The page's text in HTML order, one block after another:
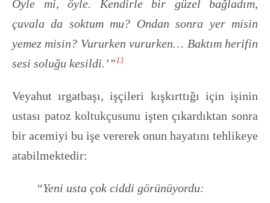
Öyle mi, öyle. Kendirle bir güzel bağladım,
çuvala da soktum mu? Ondan sonra yer misin
yemez misin? Vururken vururken… Baktım herifin
sesi soluğu kesildi.’”11
Veyahut ırgatbaşı, işçileri kışkırttığı için işinin
ustası patoz koltukçusunu işten çıkardıktan sonra
bir acemiyi bu işe vererek onun hayatını tehlikeye
atabilmektedir:
“Yeni usta çok ciddi görünüyordu: